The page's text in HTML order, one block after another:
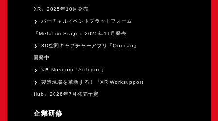
XR』2025年10月発売
バーチャルイベントプラットフォーム
『MetaLiveStage』2025年11月発売
3D空間キャプチャーアプリ『Qoocan』
開発中
XR Museum『Artlogue』
製造現場を革新する！『XR Worksupport
Hub』2026年7月発売予定
企業研修